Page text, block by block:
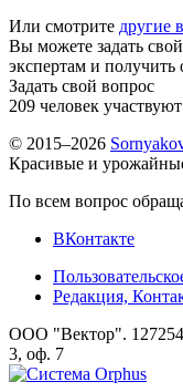
Или смотрите другие
Вы можете задать
экспертам и получить
Задать свой вопрос
209 человек
© 2015–2026
Красивые и
По всем вопрос
ВКонтакте
Редакция,
ООО "Вектор".
3, оф. 7